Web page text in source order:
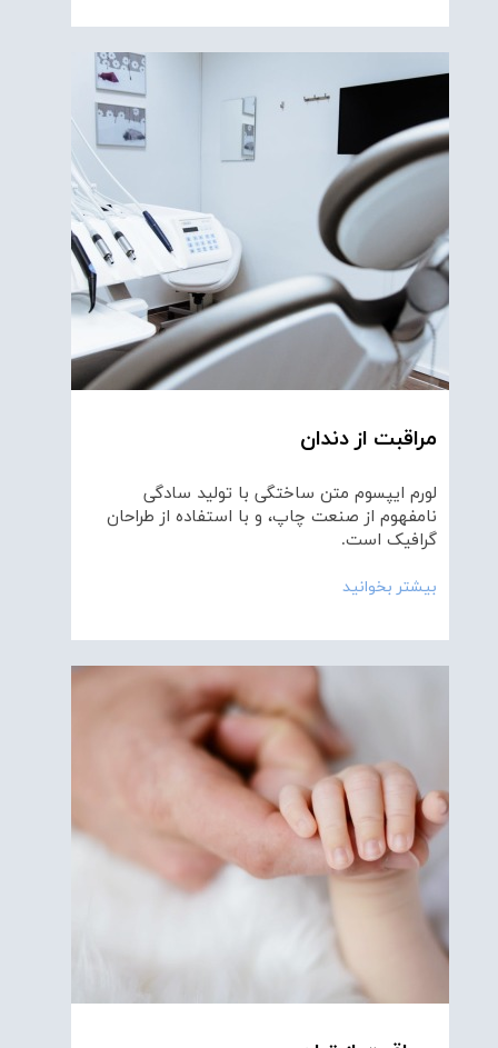
مراقبت از دندان
لورم ایپسوم متن ساختگی با تولید سادگی
نامفهوم از صنعت چاپ، و با استفاده از طراحان
گرافیک است.
بیشتر بخوانید